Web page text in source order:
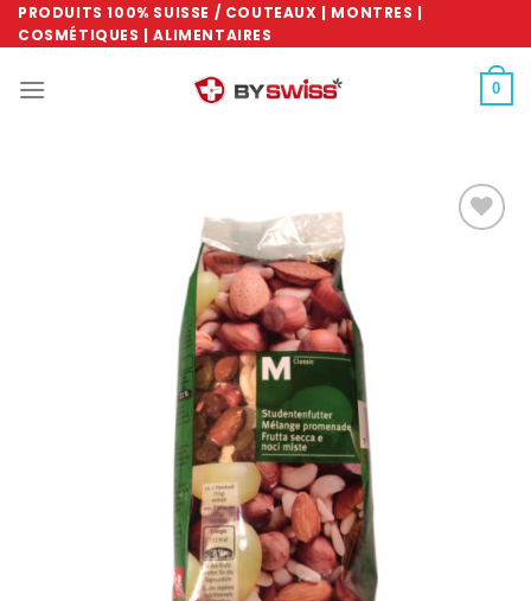
Skip
to
PRODUITS 100% SUISSE / COUTEAUX | MONTRES |
COSMÉTIQUES | ALIMENTAIRES
0